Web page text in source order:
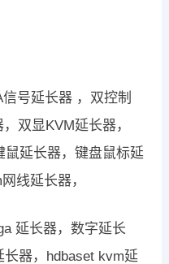
号延长器 ，双控制
双显KVM延长器，
鼠延长器，键盘鼠标延
线延长器，
延长器，数字延长
器，hdbaset kvm延